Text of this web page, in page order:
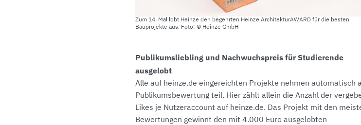
Zum 14. Mal lobt Heinze den begehrten Heinze ArchitekturAWARD für die besten
Bauprojekte aus. Foto: © Heinze GmbH
Publikumsliebling und Nachwuchspreis für Studierende
ausgelobt
Alle auf heinze.de eingereichten Projekte nehmen automatisch
Publikumsbewertung teil. Hier zählt allein die Anzahl der
Likes je Nutzeraccount auf heinze.de. Das Projekt mit den
Bewertungen gewinnt den mit 4.000 Euro ausgelobten